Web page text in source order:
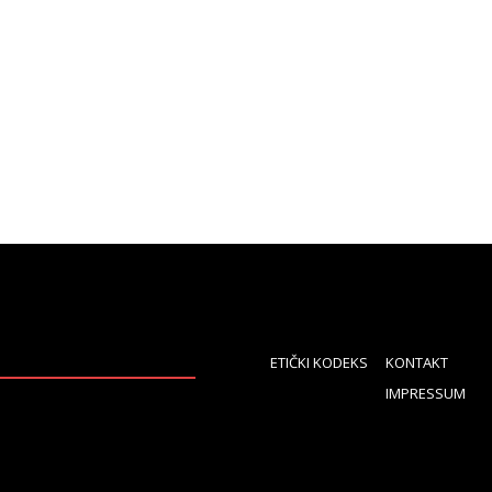
ETIČKI KODEKS
KONTAKT
IMPRESSUM